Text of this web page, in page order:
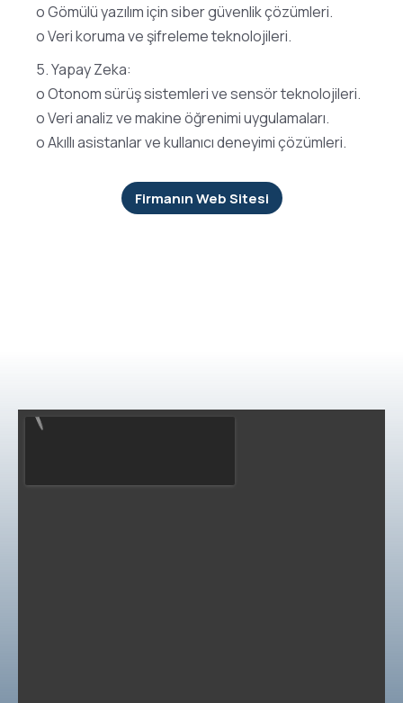
o Gömülü yazılım için siber güvenlik çözümleri.
o Veri koruma ve şifreleme teknolojileri.
5. Yapay Zeka:
o Otonom sürüş sistemleri ve sensör teknolojileri.
o Veri analiz ve makine öğrenimi uygulamaları.
o Akıllı asistanlar ve kullanıcı deneyimi çözümleri.
Firmanın Web Sitesi